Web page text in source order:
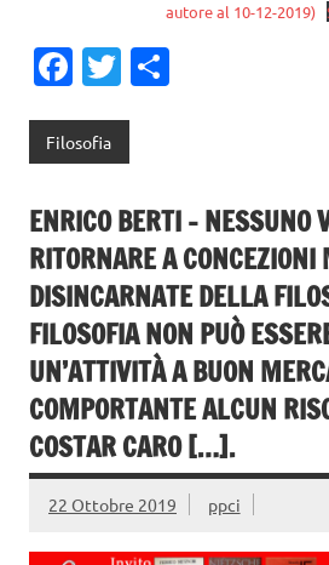
autore al 10-12-2019)
Fa
e
o
o
k
T
r
vi
di
Filosofia
ENRICO BERTI – NESSUNO
RITORNARE A CONCEZIONI
DISINCARNATE DELLA
FILOSOFIA NON PUÒ
UN’ATTIVITÀ A BUON
COMPORTANTE ALCUN
COSTAR CARO […].
22 Ottobre 2019 ppci